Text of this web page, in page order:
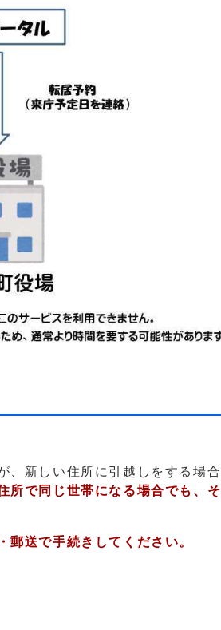
新しい住所に引越しをする場合
で同じ世帯になる場合でも、
送で手続きしてください。